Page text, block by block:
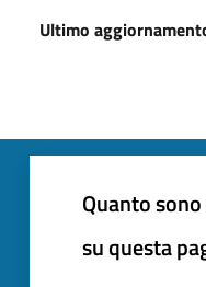
Ultimo
Quanto
su questa